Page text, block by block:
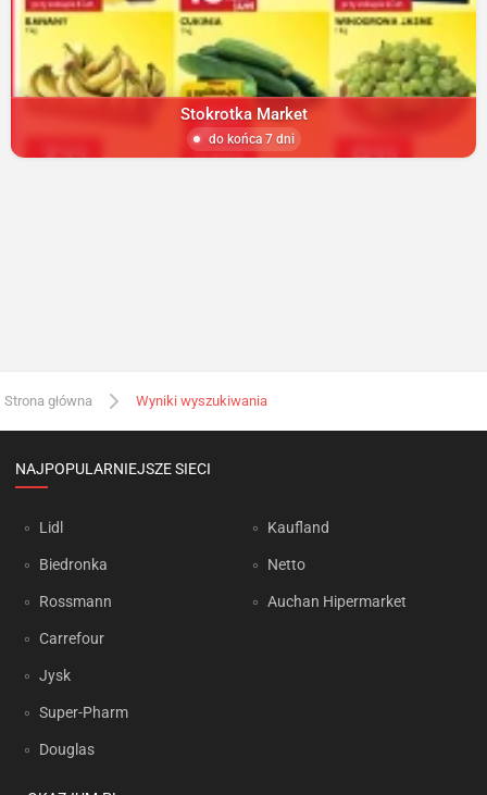
Stokrotka Market
do końca 7 dni
Strona główna Wyniki wyszukiwania
NAJPOPULARNIEJSZE SIECI
Lidl
Biedronka
Rossmann
Carrefour
Jysk
Super-Pharm
Douglas
Kaufland
Netto
Auchan Hipermarket